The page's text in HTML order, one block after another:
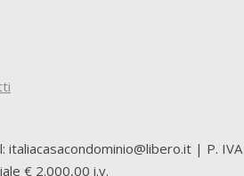
| P.
€ 2.000,00 i.v.